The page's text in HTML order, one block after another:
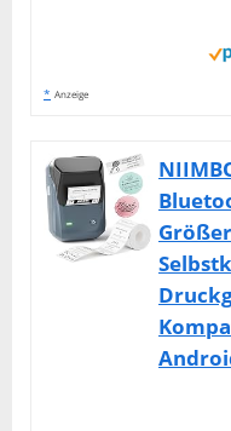
* Anzeige